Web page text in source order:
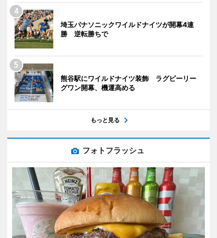
埼玉パナソニックワイルドナイツが開幕4連
勝 逆転勝ちで
熊谷駅にワイルドナイツ装飾 ラグビーリー
グワン開幕、機運高める
もっと見る
フォトフラッシュ